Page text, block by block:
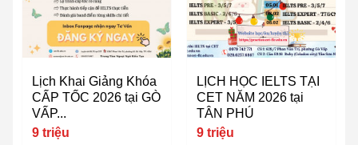
Lịch Khai Giảng Khóa
CẤP TỐC 2026 tại GÒ
VẤP...
9 triệu
LỊCH HỌC IELTS TẠI
CET NĂM 2026 tại
TÂN PHÚ
9 triệu